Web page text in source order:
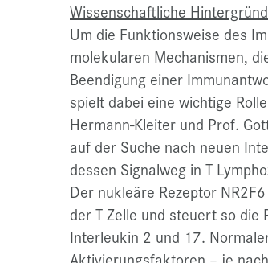
Wissenschaftliche
Um die Funktionsweise des
molekularen Mechanismen,
Beendigung einer
spielt dabei eine wichtige
Hermann-Kleiter und Prof.
auf der Suche nach neuen
dessen Signalweg in T
Der nukleäre Rezeptor
der T Zelle und steuert so
Interleukin 2 und 17.